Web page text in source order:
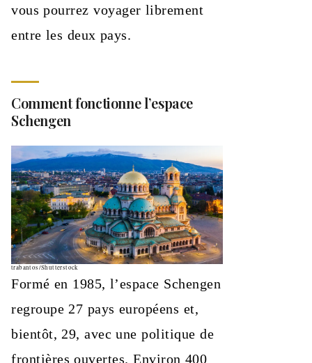
vous pourrez voyager librement
entre les deux pays.
Comment fonctionne l’espace
Schengen
trabantos/Shutterstock
Formé en 1985, l’espace Schengen
regroupe 27 pays européens et,
bientôt, 29, avec une politique de
frontières ouvertes. Environ 400